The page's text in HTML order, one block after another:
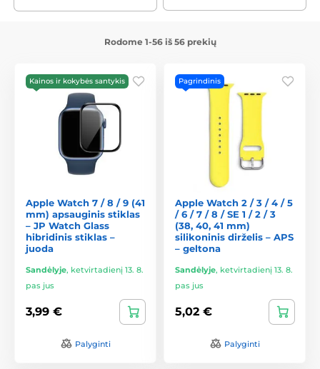
Rodome 1-56 iš 56 prekių
Kainos ir kokybės santykis
Apple Watch 7 / 8 / 9 (41
mm) apsauginis stiklas
– JP Watch Glass
hibridinis stiklas –
juoda
Sandėlyje, ketvirtadienį 13. 8.
pas jus
3,99 €
Palyginti
Pagrindinis
Apple Watch 2 / 3 / 4 / 5
/ 6 / 7 / 8 / SE 1 / 2 / 3
(38, 40, 41 mm)
silikoninis dirželis – APS
– geltona
Sandėlyje, ketvirtadienį 13. 8.
pas jus
5,02 €
Palyginti